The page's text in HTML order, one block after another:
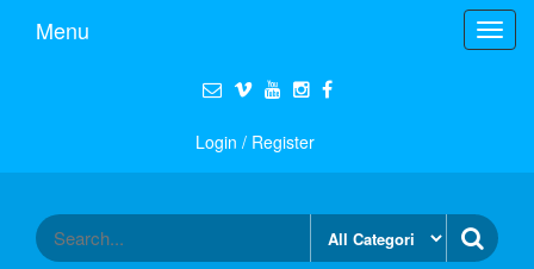
Menu
Login / Register